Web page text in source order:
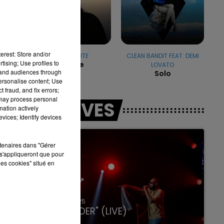
16h00 - 20h00
LA TEAM DU WEEK-END
MARGUERITE
Bellevie
CLEAN BANDIT FEAT. DEMI
LOVATO
Solo
LES LIVES
31 janvier 2025
GIMS "SPIDER" (LIVE)
Store and/or
Use profiles to
audiences through
content; Use
fraud, and fix errors;
process personal
actively
Identify devices
dans "Gérer
que pour
cookies" situé en